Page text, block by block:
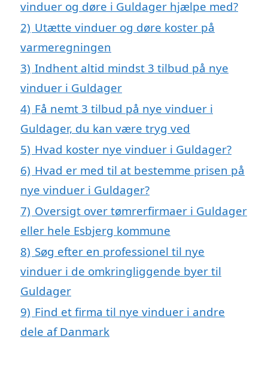
vinduer og døre i Guldager hjælpe med?
2) Utætte vinduer og døre koster på
varmeregningen
3) Indhent altid mindst 3 tilbud på nye
vinduer i Guldager
4) Få nemt 3 tilbud på nye vinduer i
Guldager, du kan være tryg ved
5) Hvad koster nye vinduer i Guldager?
6) Hvad er med til at bestemme prisen på
nye vinduer i Guldager?
7) Oversigt over tømrerfirmaer i Guldager
eller hele Esbjerg kommune
8) Søg efter en professionel til nye
vinduer i de omkringliggende byer til
Guldager
9) Find et firma til nye vinduer i andre
dele af Danmark